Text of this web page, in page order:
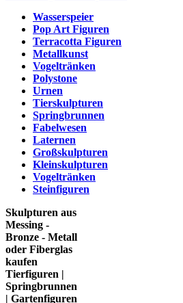
Wasserspeier
Pop Art Figuren
Terracotta Figuren
Metallkunst
Vogeltränken
Polystone
Urnen
Tierskulpturen
Springbrunnen
Fabelwesen
Laternen
Großskulpturen
Kleinskulpturen
Vogeltränken
Steinfiguren
Skulpturen aus
Messing -
Bronze - Metall
oder Fiberglas
kaufen
Tierfiguren |
Springbrunnen
| Gartenfiguren